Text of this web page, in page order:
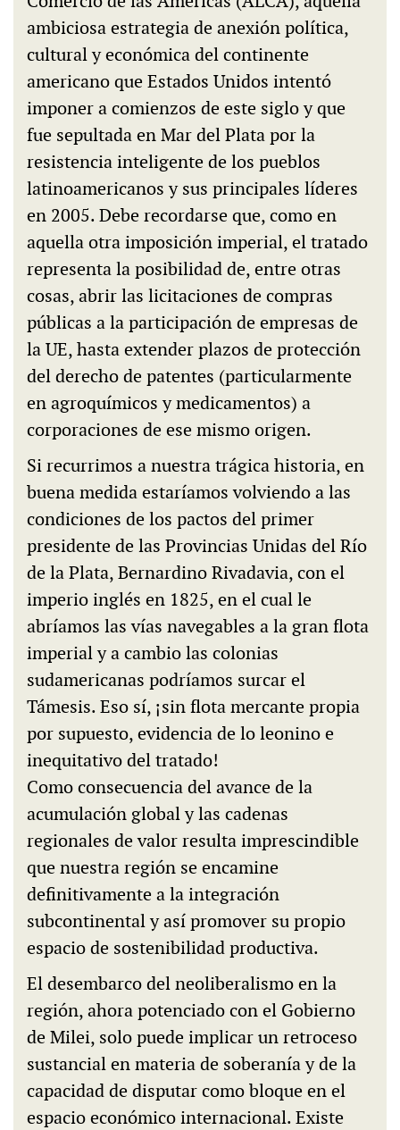
ambiciosa estrategia de anexión política,
cultural y económica del continente
americano que Estados Unidos intentó
imponer a comienzos de este siglo y que
fue sepultada en Mar del Plata por la
resistencia inteligente de los pueblos
latinoamericanos y sus principales líderes
en 2005. Debe recordarse que, como en
aquella otra imposición imperial, el tratado
representa la posibilidad de, entre otras
cosas, abrir las licitaciones de compras
públicas a la participación de empresas de
la UE, hasta extender plazos de protección
del derecho de patentes (particularmente
en agroquímicos y medicamentos) a
corporaciones de ese mismo origen.
Si recurrimos a nuestra trágica historia, en
buena medida estaríamos volviendo a las
condiciones de los pactos del primer
presidente de las Provincias Unidas del Río
de la Plata, Bernardino Rivadavia, con el
imperio inglés en 1825, en el cual le
abríamos las vías navegables a la gran flota
imperial y a cambio las colonias
sudamericanas podríamos surcar el
Támesis. Eso sí, ¡sin flota mercante propia
por supuesto, evidencia de lo leonino e
inequitativo del tratado!
Como consecuencia del avance de la
acumulación global y las cadenas
regionales de valor resulta imprescindible
que nuestra región se encamine
definitivamente a la integración
subcontinental y así promover su propio
espacio de sostenibilidad productiva.
El desembarco del neoliberalismo en la
región, ahora potenciado con el Gobierno
de Milei, solo puede implicar un retroceso
sustancial en materia de soberanía y de la
capacidad de disputar como bloque en el
espacio económico internacional. Existe